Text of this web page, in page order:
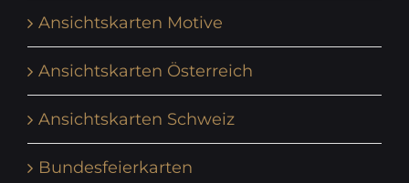
Ansichtskarten Motive
Ansichtskarten Österreich
Ansichtskarten Schweiz
Bundesfeierkarten